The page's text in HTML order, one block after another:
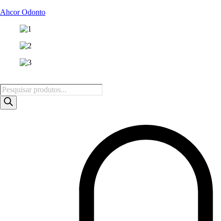
Ahcor Odonto
Pesquisar
produtos